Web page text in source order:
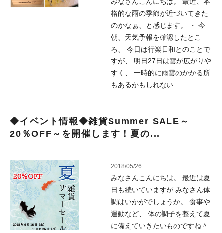
格的な雨の季節が近づいてきた
のかなぁ、と感じます。 ・ 今
朝、天気予報を確認したとこ
ろ、 今日は行楽日和とのことで
すが、 明日27日は雲が広がりや
すく、 一時的に雨雲のかかる所
もあるかもしれない...
◆イベント情報◆雑貨Summer SALE～
20％OFF～を開催します！夏の...
2018/05/26
みなさんこんにちは。 最近は夏
日も続いていますが みなさん体
調はいかがでしょうか。 食事や
運動など、 体の調子を整えて夏
に備えていきたいものですね＾